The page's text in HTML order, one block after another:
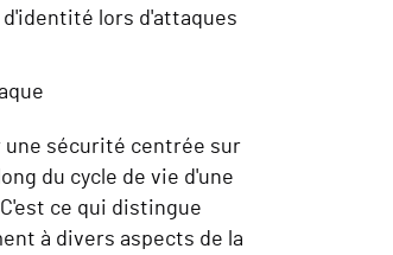
lors d'attaques
une sécurité centrée sur
du cycle de vie d'une
ce qui distingue
à divers aspects de la